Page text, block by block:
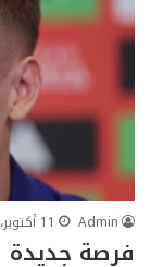
Admin
11 أكتوبر، 2025
فرصة جديدة